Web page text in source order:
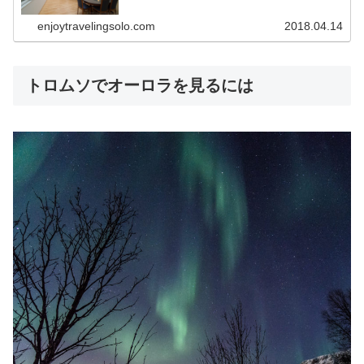
enjoytravelingsolo.com 2018.04.14
トロムソでオーロラを見るには